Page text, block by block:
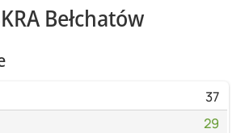
Bełchatów
37
29